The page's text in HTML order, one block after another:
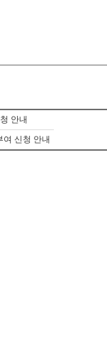
안내
신청 안내